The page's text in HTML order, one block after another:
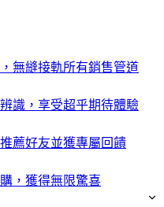
無縫接軌所有銷售管道
識，享受超乎期待體驗
薦好友並獲專屬回饋
，獲得無限驚喜